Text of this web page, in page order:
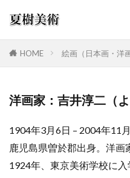
HOME 絵画（日本画・洋
洋画家：吉井淳二（よ
1904年3月6日 – 2004年11
鹿児島県曽於郡出身。洋画
1924年、東京美術学校に入
カテゴリー